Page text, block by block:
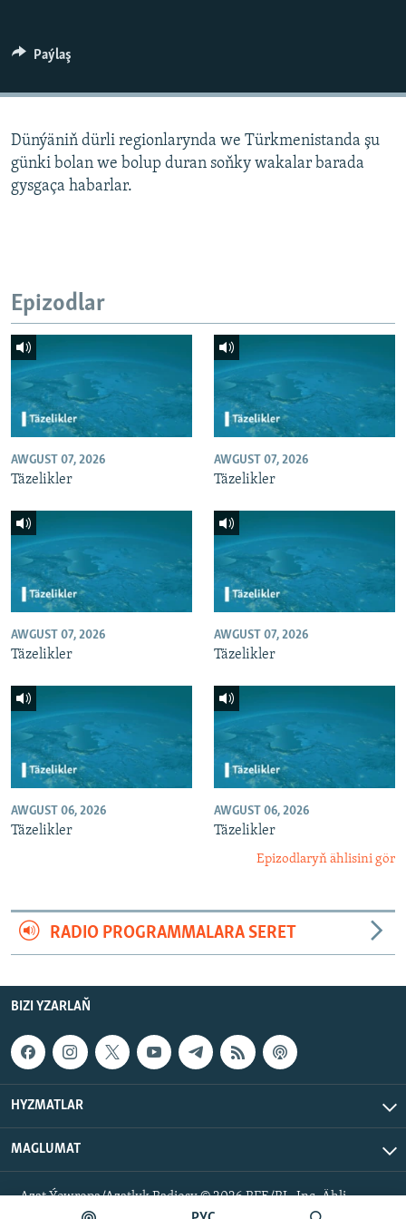
Paýlaş
Dünýäniň dürli regionlarynda we Türkmenistanda şu
günki bolan we bolup duran soňky wakalar barada
gysgaça habarlar.
Epizodlar
AWGUST 07, 2026
Täzelikler
AWGUST 07, 2026
Täzelikler
AWGUST 07, 2026
Täzelikler
AWGUST 07, 2026
Täzelikler
AWGUST 06, 2026
Täzelikler
AWGUST 06, 2026
Täzelikler
Epizodlaryň ählisini gör
RADIO PROGRAMMALARA SERET
BIZI YZARLAŇ
HYZMATLAR
MAGLUMAT
Azat Ýewropa/Azatlyk Radiosy © 2026 RFE/RL, Inc. Ähli
hukuklar goralan.